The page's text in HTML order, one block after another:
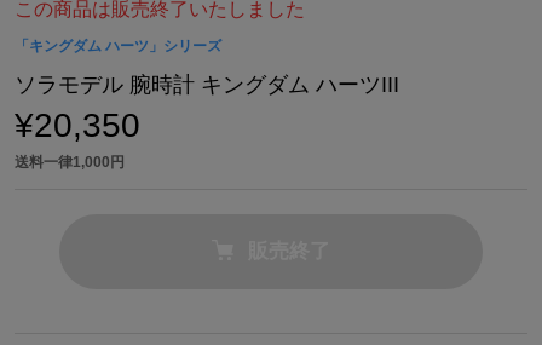
この商品は販売終了いたしました
「キングダム ハーツ」シリーズ
ソラモデル 腕時計 キングダム ハーツIII
¥20,350
送料一律1,000円